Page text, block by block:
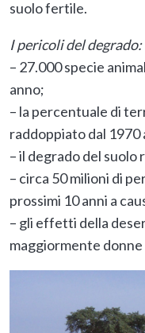
suolo fertile.
I pericoli del degrado:
– 27.000 specie
anno;
– la percentuale di
raddoppiato dal 1970
– il degrado del suolo
– circa 50 milioni di
prossimi 10 anni a
– gli effetti della
maggiormente donne